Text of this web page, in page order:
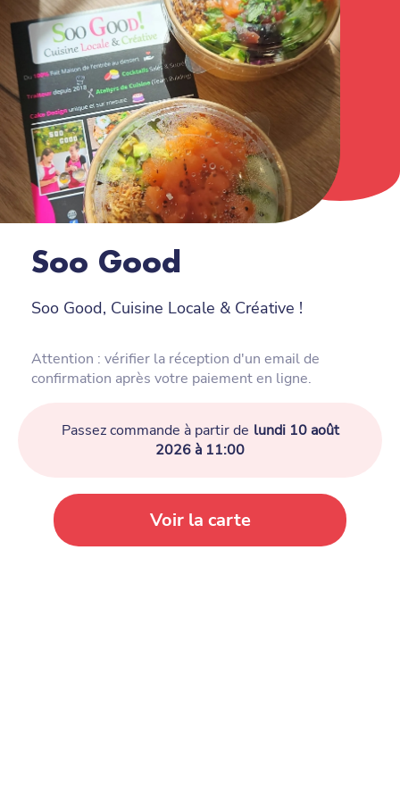
Soo Good
Soo Good, Cuisine Locale & Créative !
Attention : vérifier la réception d'un email de
confirmation après votre paiement en ligne.
Passez commande à partir de lundi 10 août
2026 à 11:00
Voir la carte